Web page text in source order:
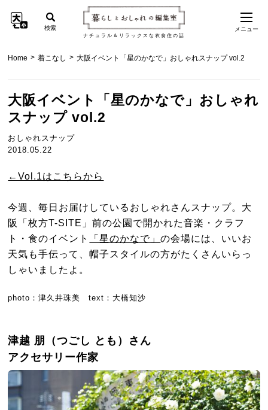
ナチュラル＆リラックスな衣食住の話
検索 メニュー
Home > 着こなし > 大阪イベント「星のかなで」おしゃれスナップ vol.2
大阪イベント「星のかなで」おしゃれ
スナップ vol.2
おしゃれスナップ
2018.05.22
←Vol.1はこちらから
今週、毎日お届けしているおしゃれさんスナップ。大
阪「枚方T-SITE」前の公園で開かれた音楽・クラフ
ト・食のイベント
「星のかなで」の会場には、いいお
天気も手伝って、帽子スタイルの方がたくさんいらっ
しゃいましたよ。
photo：津久井珠美 text：大橋知沙
津越 朋（つごし とも）さん
アクセサリー作家